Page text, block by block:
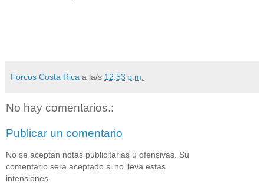
Forcos Costa Rica a la/s 12:53 p.m.
No hay comentarios.:
Publicar un comentario
No se aceptan notas publicitarias u ofensivas. Su
comentario será aceptado si no lleva estas
intensiones.